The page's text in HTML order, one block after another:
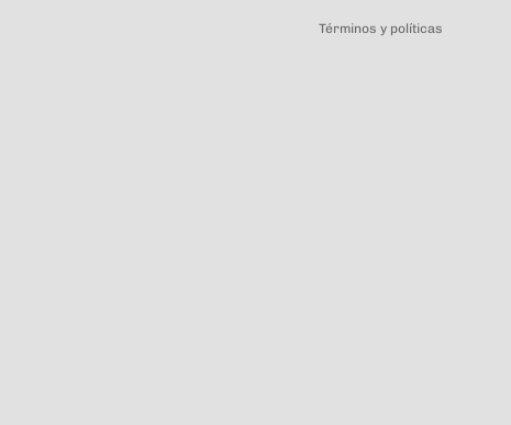
Términos y políticas